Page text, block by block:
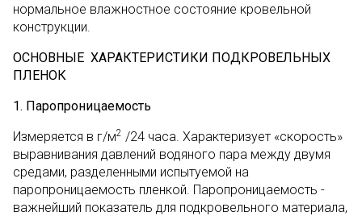
нормальное влажностное состояние кровельной
конструкции.
ОСНОВНЫЕ ХАРАКТЕРИСТИКИ ПОДКРОВЕЛЬНЫХ
ПЛЕНОК
1. Паропроницаемость
Измеряется в г/м2 /24 часа. Характеризует «скорость»
выравнивания давлений водяного пара между двумя
средами, разделенными испытуемой на
паропроницаемость пленкой. Паропроницаемость -
важнейший показатель для подкровельного материала,